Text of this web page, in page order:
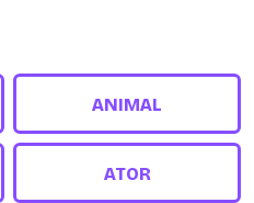
ANIMAL
ATOR